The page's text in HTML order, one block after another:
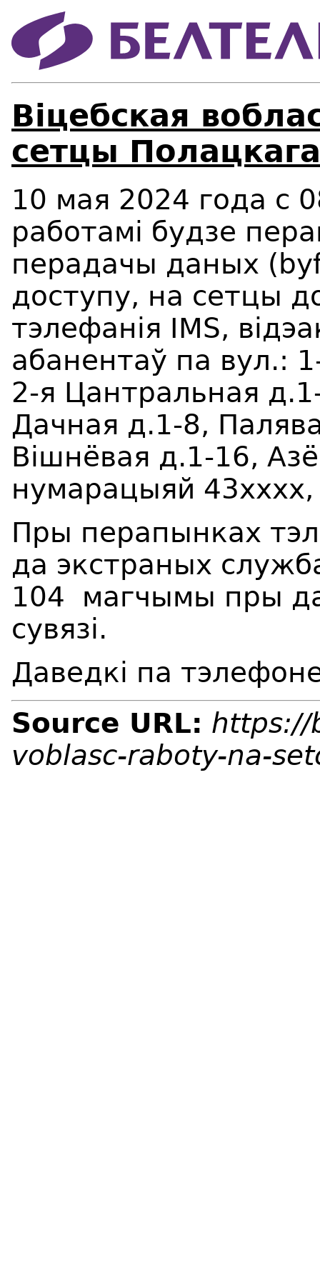
Віцебская
сетцы
10 мая 2024 года c
работамі будзе
перадачы даных
доступу, на сетцы
тэлефанiя IMS,
абанентаў па вул.:
2-я Цантральная
Дачная д.1-8,
Вішнёвая д.1-16,
нумарацыяй 43хххх,
Пры перапынках
да экстраных
104 магчымы пры
сувязі.
Даведкі па
Source URL: https://
voblasc-raboty-na-